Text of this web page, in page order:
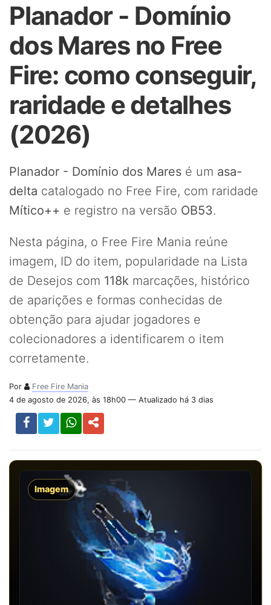
Planador - Domínio
dos Mares no Free
Fire: como conseguir,
raridade e detalhes
(2026)
Planador - Domínio dos Mares é um asa-
delta catalogado no Free Fire, com raridade
Mítico++ e registro na versão OB53.
Nesta página, o Free Fire Mania reúne
imagem, ID do item, popularidade na Lista
de Desejos com 118k marcações, histórico
de aparições e formas conhecidas de
obtenção para ajudar jogadores e
colecionadores a identificarem o item
corretamente.
Por
Free Fire Mania
4 de agosto de 2026, às 18h00 — Atualizado há 3 dias
Imagem